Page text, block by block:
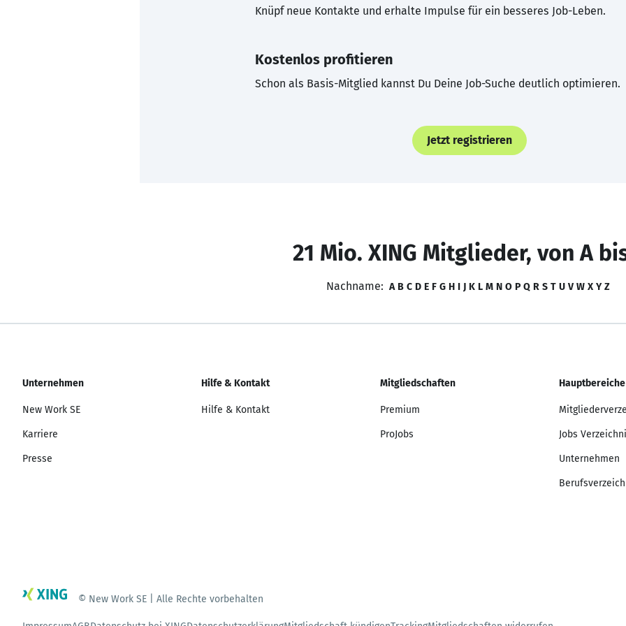
Knüpf neue Kontakte und erhalte Impulse für ein besseres Job-Leben.
Kostenlos profitieren
Schon als Basis-Mitglied kannst Du Deine Job-Suche deutlich optimieren.
Jetzt registrieren
21 Mio. XING Mitglieder, von A
Nachname: A B C D E F G H I J K L M N O P Q R S T U V W X Y Z
Unternehmen
New Work SE
Karriere
Presse
Hilfe & Kontakt
Hilfe & Kontakt
Mitgliedschaften
Premium
ProJobs
Hauptbereiche
Jobs
Unternehmen
© New Work SE | Alle Rechte vorbehalten